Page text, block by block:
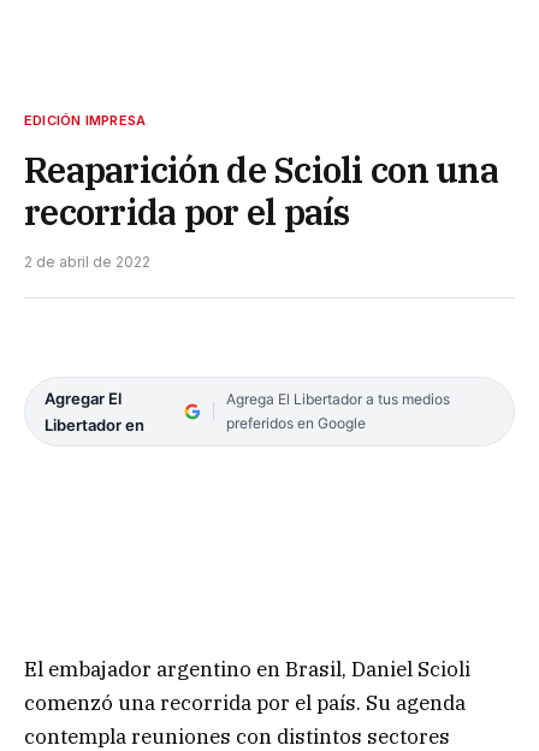
EDICIÓN IMPRESA
Reaparición de Scioli con una
recorrida por el país
2 de abril de 2022
Agregar El
Libertador en
Agrega El Libertador a tus medios
preferidos en Google
El embajador argentino en Brasil, Daniel Scioli
comenzó una recorrida por el país. Su agenda
contempla reuniones con distintos sectores